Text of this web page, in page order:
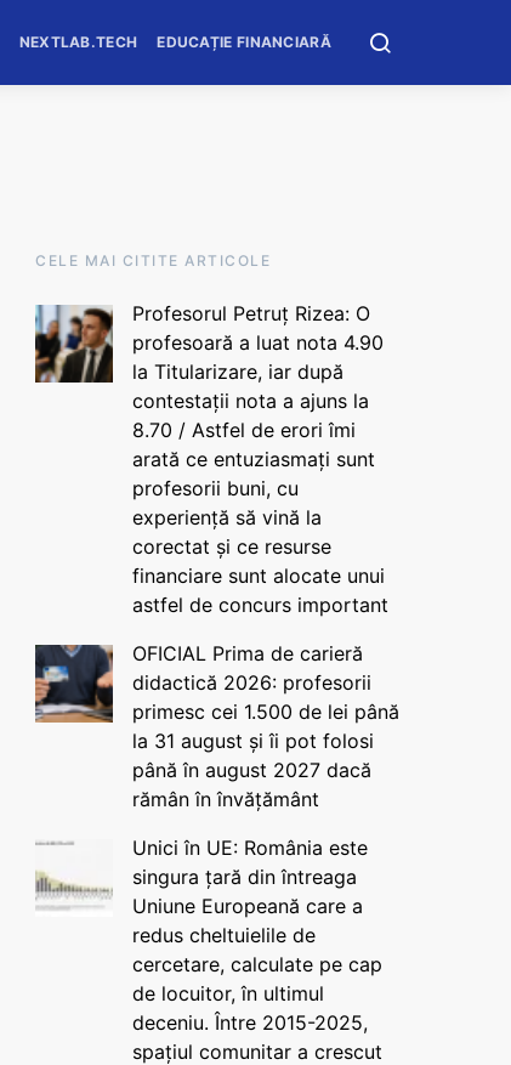
NEXTLAB.TECH EDUCAȚIE FINANCIARĂ
CELE MAI CITITE ARTICOLE
Profesorul Petruț Rizea: O
profesoară a luat nota 4.90
la Titularizare, iar după
contestații nota a ajuns la
8.70 / Astfel de erori îmi
arată ce entuziasmați sunt
profesorii buni, cu
experiență să vină la
corectat și ce resurse
financiare sunt alocate unui
astfel de concurs important
OFICIAL Prima de carieră
didactică 2026: profesorii
primesc cei 1.500 de lei până
la 31 august și îi pot folosi
până în august 2027 dacă
rămân în învățământ
Unici în UE: România este
singura țară din întreaga
Uniune Europeană care a
redus cheltuielile de
cercetare, calculate pe cap
de locuitor, în ultimul
deceniu. Între 2015-2025,
spațiul comunitar a crescut